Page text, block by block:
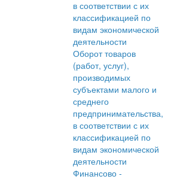
в соответствии с их
классификацией по
видам экономической
деятельности
Оборот товаров
(работ, услуг),
производимых
субъектами малого и
среднего
предпринимательства,
в соответствии с их
классификацией по
видам экономической
деятельности
Финансово -